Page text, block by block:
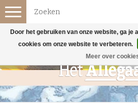
Toggle
navigation
Door het gebruiken van onze website, ga je
cookies om onze website te verbeteren.
Meer over